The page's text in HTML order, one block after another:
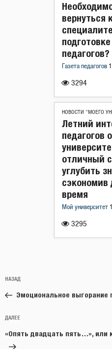
3294
вернуться
подготовке
педагогов?
Газета педагогов
НОВОСТИ "МОЕГО
3295
Летний
педагогов
отличный
углубить
сэкономив
время
Мой университет
по
записям
Предыдущая
запись:
НАЗАД
Эмоциональное выгорание
Следующая
запись
ДАЛЕЕ
«Опять двадцать пять…», или